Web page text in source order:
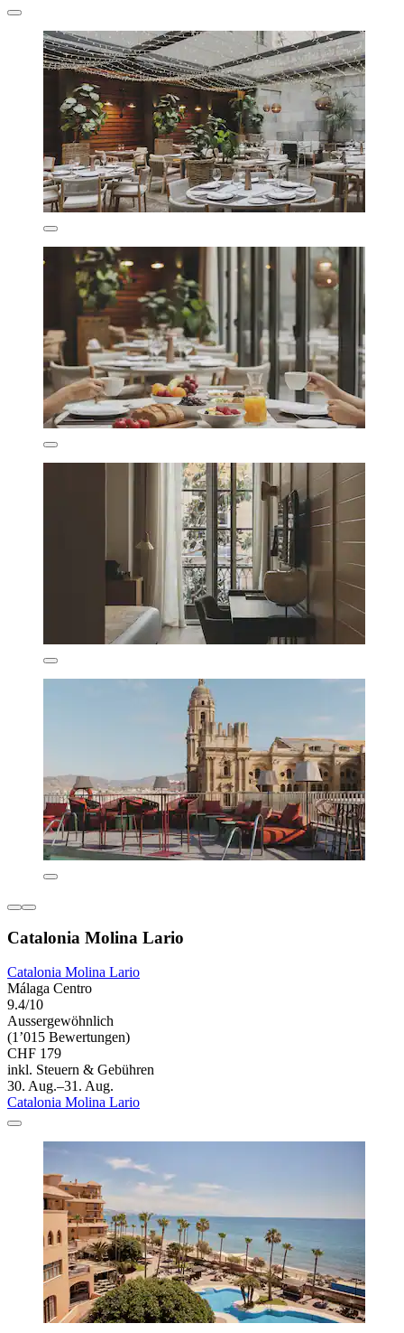
Catalonia Molina Lario
Catalonia Molina Lario
Málaga Centro
9.4/10
Aussergewöhnlich
(1’015 Bewertungen)
CHF 179
inkl. Steuern & Gebühren
30. Aug.–31. Aug.
Catalonia Molina Lario